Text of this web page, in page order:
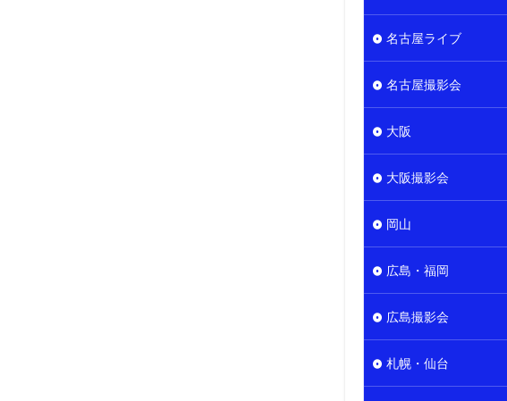
名古屋ライブ
名古屋撮影会
大阪
大阪撮影会
岡山
広島・福岡
広島撮影会
札幌・仙台